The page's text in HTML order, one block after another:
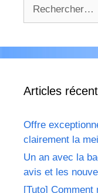
Articles
Offre
clairement la
Un an avec la
avis et les
[Tuto]